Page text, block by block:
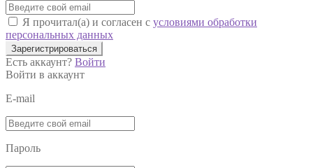
Я прочитал(а) и согласен с условиями обработки
персональных данных
Зарегистрироваться
Есть аккаунт? Войти
Войти в аккаунт
E-mail
Пароль